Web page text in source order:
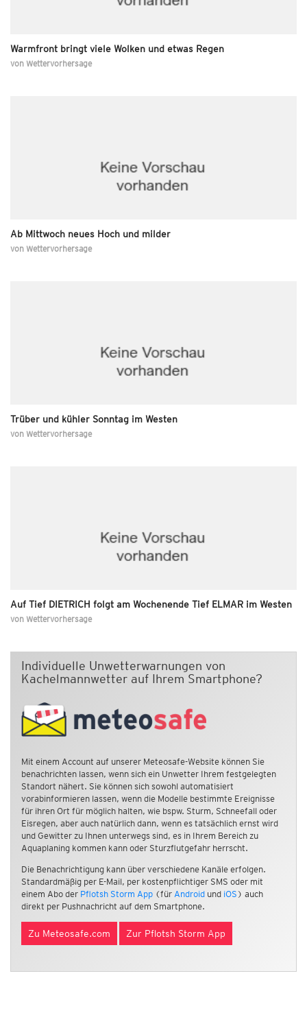
Warmfront bringt viele Wolken und etwas Regen
von Wettervorhersage
Ab Mittwoch neues Hoch und milder
von Wettervorhersage
Trüber und kühler Sonntag im Westen
von Wettervorhersage
Auf Tief DIETRICH folgt am Wochenende Tief ELMAR im Westen
von Wettervorhersage
Individuelle Unwetterwarnungen von
Kachelmannwetter auf Ihrem Smartphone?
Mit einem Account auf unserer Meteosafe-Website können Sie
benachrichten lassen, wenn sich ein Unwetter Ihrem festgelegten
Standort nähert. Sie können sich sowohl automatisiert
vorabinformieren lassen, wenn die Modelle bestimmte Ereignisse
für ihren Ort für möglich halten, wie bspw. Sturm, Schneefall oder
Eisregen, aber auch natürlich dann, wenn es tatsächlich ernst wird
und Gewitter zu Ihnen unterwegs sind, es in Ihrem Bereich zu
Aquaplaning kommen kann oder Sturzflutgefahr herrscht.
Die Benachrichtigung kann über verschiedene Kanäle erfolgen.
Standardmäßig per E-Mail, per kostenpflichtiger SMS oder mit
einem Abo der Pflotsh Storm App (für Android und iOS ) auch
direkt per Pushnachricht auf dem Smartphone.
Zu Meteosafe.com Zur Pflotsh Storm App